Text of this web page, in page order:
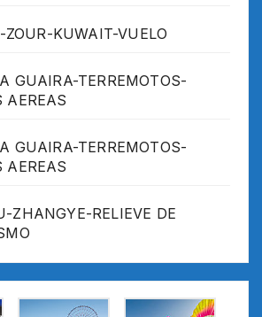
KUWAIT-VUELO
GUAIRA-TERREMOTOS-
AEREAS
GUAIRA-TERREMOTOS-
AEREAS
ZHANGYE-RELIEVE DE